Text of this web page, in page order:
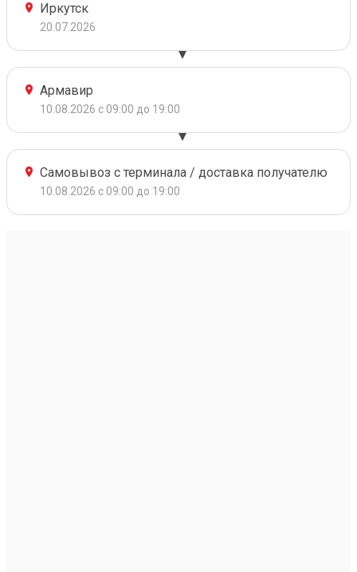
Иркутск
20.07.2026
Армавир
10.08.2026 с 09:00 до 19:00
Самовывоз с терминала / доставка получателю
10.08.2026 с 09:00 до 19:00